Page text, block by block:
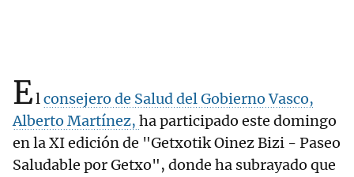
Elconsejero de Salud del Gobierno Vasco,
Alberto Martínez, ha participado este domingo
en la XI edición de "Getxotik Oinez Bizi - Paseo
Saludable por Getxo", donde ha subrayado que